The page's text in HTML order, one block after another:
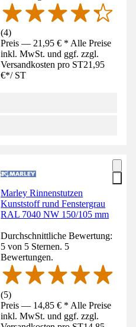
(4)
Preis — 21,95 € * Alle Preise
inkl. MwSt. und ggf. zzgl.
Versandkosten pro ST21,95
€*/ ST
Marley Rinnenstutzen
Kunststoff rund Fenstergrau
RAL 7040 NW 150/105 mm
Durchschnittliche Bewertung:
5 von 5 Sternen. 5
Bewertungen.
(5)
Preis — 14,85 € * Alle Preise
inkl. MwSt. und ggf. zzgl.